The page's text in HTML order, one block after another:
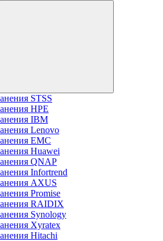
STSS
HPE
IBM
Lenovo
EMC
Huawei
QNAP
Infortrend
AXUS
Promise
RAIDIX
Synology
Xyratex
Hitachi